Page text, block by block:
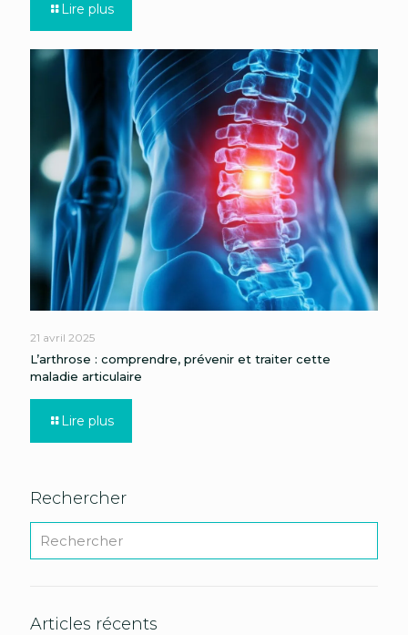
Lire plus
21 avril 2025
L’arthrose : comprendre, prévenir et traiter cette
maladie articulaire
Lire plus
Rechercher
Articles récents